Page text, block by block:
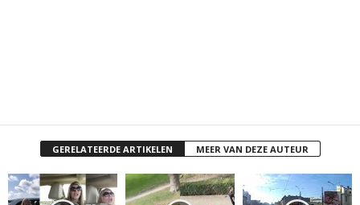
GERELATEERDE ARTIKELEN MEER VAN DEZE AUTEUR